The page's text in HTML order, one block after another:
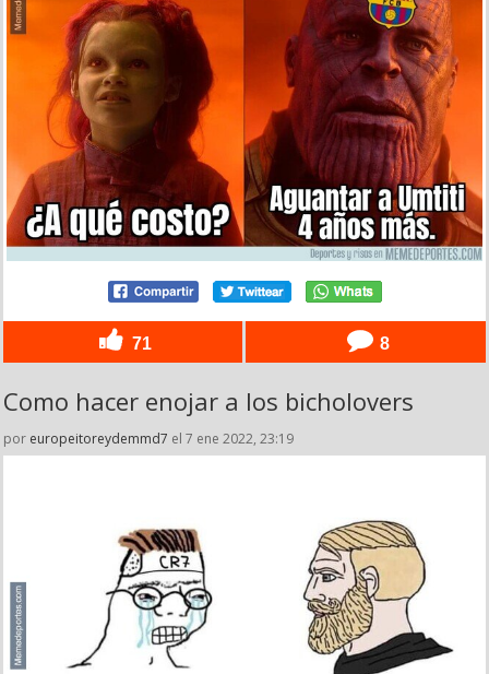
71 8
Como hacer enojar a los bicholovers
por europeitoreydemmd7 el 7 ene 2022, 23:19